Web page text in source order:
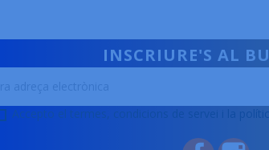
INSCRIURE'S AL
Accepto el termes, condicions de servei i la
Facebook